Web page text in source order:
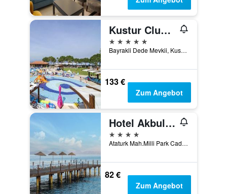
Kustur Club Holiday Village
5 Sterne
Bayrakli Dede Mevkii, Kusadasi, Türkei
133 €
Zum Angebot
Hotel Akbulut & Spa
4 Sterne
Ataturk Mah.Milli Park Cad. Guzelcamli Mevkii, 47, Kusadasi, Türkei
82 €
Zum Angebot